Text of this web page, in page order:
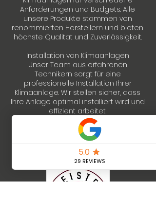
Anforderungen und Budgets. Alle
unsere Produkte stammen von
renommierten Herstellern und bieten
höchste Qualität und Zuverlässigkeit.
Installation von Klimaanlagen
Unser Team aus erfahrenen
Technikern sorgt für eine
professionelle Installation Ihrer
Klimaanlage. Wir stellen sicher, dass
Ihre Anlage optimal installiert wird und
effizient arbeitet.
Warum Coolsulting
wählen?